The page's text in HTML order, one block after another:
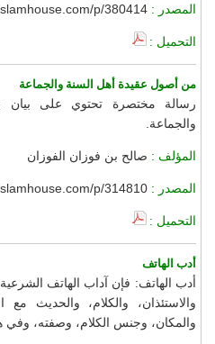
المصدر : p/380414
التحميل :
من أصول عقيدة أهل السنة والجماعة
رسالة مختصرة تحتوي على
والجماعة.
المؤلف : صالح بن فوزان الفوزان
المصدر : p/314810
التحميل :
أدب الهاتف
أدب الهاتف: فإن آداب الهاتف
والاستئذان، والكلام، والحديث مع
والمكان، وجنس الكلام، وصفته، وفي